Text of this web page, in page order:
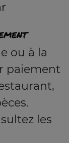
ou à la
paiement
les